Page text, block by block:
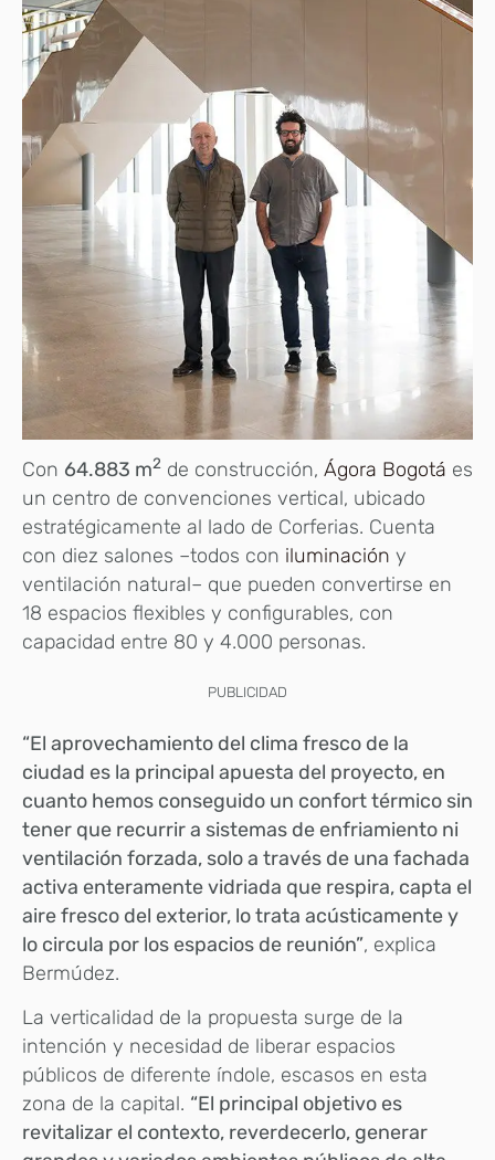
Con 64.883 m2 de construcción, Ágora Bogotá es
un centro de convenciones vertical, ubicado
estratégicamente al lado de Corferias. Cuenta
con diez salones –todos con iluminación y
ventilación natural– que pueden convertirse en
18 espacios flexibles y configurables, con
capacidad entre 80 y 4.000 personas.
PUBLICIDAD
“El aprovechamiento del clima fresco de la
ciudad es la principal apuesta del proyecto, en
cuanto hemos conseguido un confort térmico sin
tener que recurrir a sistemas de enfriamiento ni
ventilación forzada, solo a través de una fachada
activa enteramente vidriada que respira, capta el
aire fresco del exterior, lo trata acústicamente y
lo circula por los espacios de reunión”, explica
Bermúdez.
La verticalidad de la propuesta surge de la
intención y necesidad de liberar espacios
públicos de diferente índole, escasos en esta
zona de la capital. “El principal objetivo es
revitalizar el contexto, reverdecerlo, generar